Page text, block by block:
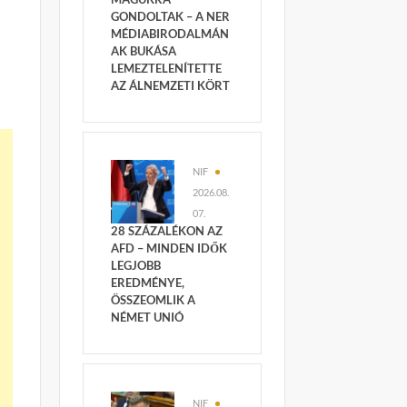
GONDOLTAK – A NER
MÉDIABIRODALMÁN
AK BUKÁSA
LEMEZTELENÍTETTE
AZ ÁLNEMZETI KÖRT
NIF
2026.08.
07.
28 SZÁZALÉKON AZ
AFD – MINDEN IDŐK
LEGJOBB
EREDMÉNYE,
ÖSSZEOMLIK A
NÉMET UNIÓ
NIF